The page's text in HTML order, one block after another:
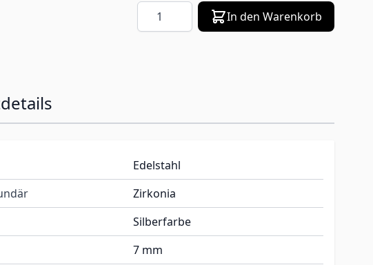
Menge In den Warenkorb
Edelstahl
Zirkonia
Silberfarbe
7 mm